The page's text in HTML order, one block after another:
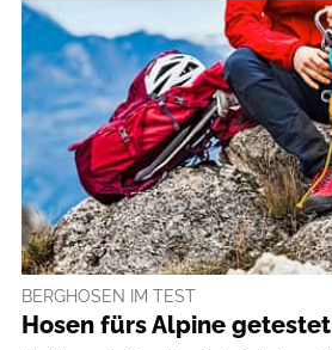
BERGHOSEN IM TEST
Hosen fürs Alpine getestet